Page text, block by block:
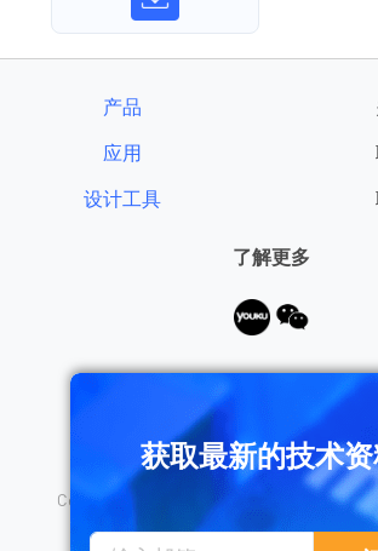
产品
应用
设计工具
了解更多
需要帮助？
Copyright © 2026 Monolithic Power
获取最新的技术